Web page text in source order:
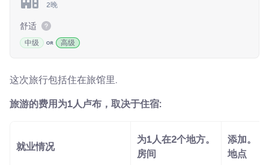
2晚
舒适
中级 高级
这次旅行包括住在旅馆里.
旅游的费用为1人卢布，取决于住宿:
就业情况
为1人在2个地方。
房间
添加。
地点